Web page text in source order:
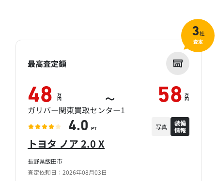
長野県飯田市
査定依頼日：2026年08月03日
トヨタ ノア 2.0 X
最高査定額
48 万
円 ～ 58 万
円
ガリバー関東買取センター1
4.0 PT 写真
装備
情報
3社
査定